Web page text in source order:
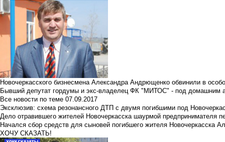
Новочеркасского бизнесмена Александра Андрющенко обвинили в
Бывший депутат гордумы и экс-владелец ФК "МИТОС" - под домашним
Все новости по теме 07.09.2017
Эксклюзив: схема резонансного ДТП с двумя погибшими под
Дело отравившего жителей Новочеркасска шаурмой предпринимателя
Начался сбор средств для сыновей погибшего жителя Новочеркасска
ХОЧУ СКАЗАТЬ!